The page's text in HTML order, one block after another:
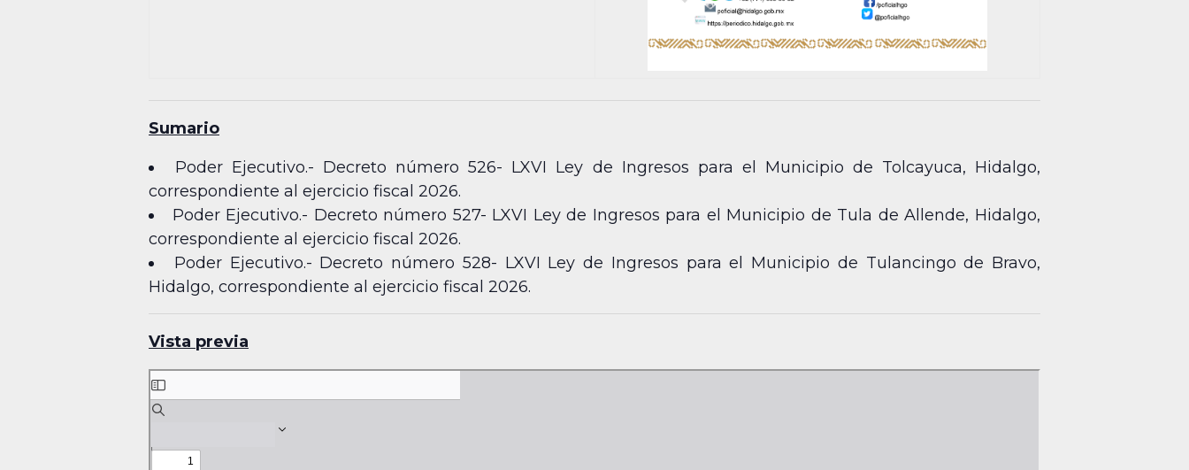
Sumario
Poder Ejecutivo.- Decreto número 526- LXVI Ley de Ingresos para el Municipio de Tolcayuca, Hidalgo,
correspondiente al ejercicio fiscal 2026.
Poder Ejecutivo.- Decreto número 527- LXVI Ley de Ingresos para el Municipio de Tula de Allende, Hidalgo,
correspondiente al ejercicio fiscal 2026.
Poder Ejecutivo.- Decreto número 528- LXVI Ley de Ingresos para el Municipio de Tulancingo de Bravo,
Hidalgo, correspondiente al ejercicio fiscal 2026.
Vista previa
Skip
to
content